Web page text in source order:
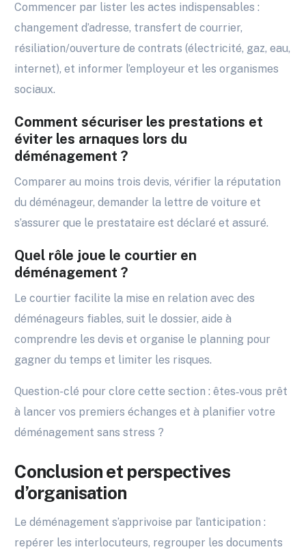
Commencer par lister les actes indispensables :
changement d’adresse, transfert de courrier,
résiliation/ouverture de contrats (électricité, gaz, eau,
internet), et informer l’employeur et les organismes
sociaux.
Comment sécuriser les prestations et
éviter les arnaques lors du
déménagement ?
Comparer au moins trois devis, vérifier la réputation
du déménageur, demander la lettre de voiture et
s’assurer que le prestataire est déclaré et assuré.
Quel rôle joue le courtier en
déménagement ?
Le courtier facilite la mise en relation avec des
déménageurs fiables, suit le dossier, aide à
comprendre les devis et organise le planning pour
gagner du temps et limiter les risques.
Question-clé pour clore cette section : êtes‑vous prêt
à lancer vos premiers échanges et à planifier votre
déménagement sans stress ?
Conclusion et perspectives
d’organisation
Le déménagement s’apprivoise par l’anticipation :
repérer les interlocuteurs, regrouper les documents